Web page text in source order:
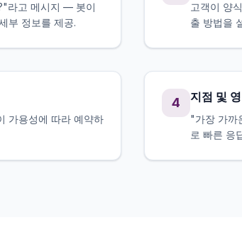
라고 메시지 — 봇이
부 정보를 제공.
고객이 양
출 방법을
가용성에 따라 예약하
4 지점 및
"가장 가까
로 빠른 응